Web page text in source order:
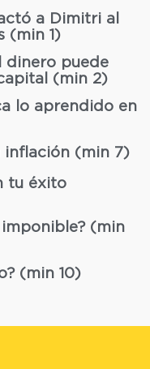
a Dimitri al
(min 1)
dinero puede
(min 2)
lo aprendido en
inflación (min 7)
tu éxito
(min
(min 10)